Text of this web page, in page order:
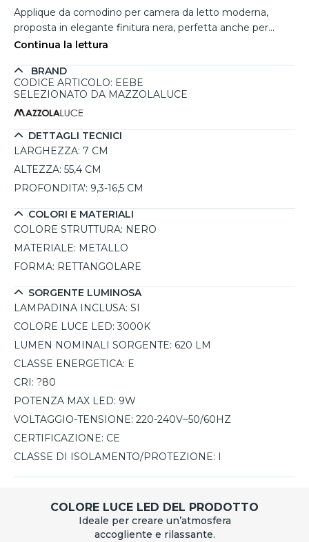
Applique da comodino per camera da letto moderna,
proposta in elegante finitura nera, perfetta anche per
ambienti hospitality come hotel, B&B e case vacanze. La
diffusa verso la parete e un pratico spot da lettura
orientabile, permettendo un uso flessibile e mirato. I due
gestire in modo indipendente le due fonti luminose. Il
design sottile e verticale valorizza lo spazio con
discrezione, mentre il LED integrato da 9W con luce calda
a 3000K garantisce comfort visivo, efficienza e lunga
Continua la lettura
BRAND
CODICE ARTICOLO: EEBE
SELEZIONATO DA MAZZOLALUCE
DETTAGLI TECNICI
LARGHEZZA: 7 CM
ALTEZZA: 55,4 CM
PROFONDITA': 9,3-16,5 CM
COLORI E MATERIALI
COLORE STRUTTURA: NERO
MATERIALE: METALLO
FORMA: RETTANGOLARE
SORGENTE LUMINOSA
LAMPADINA INCLUSA: SI
COLORE LUCE LED: 3000K
LUMEN NOMINALI SORGENTE: 620 LM
CLASSE ENERGETICA: E
CRI: ?80
POTENZA MAX LED: 9W
VOLTAGGIO-TENSIONE: 220-240V~50/60HZ
CERTIFICAZIONE: CE
CLASSE DI ISOLAMENTO/PROTEZIONE: I
COLORE LUCE LED DEL PRODOTTO
Ideale per creare un’atmosfera
accogliente e rilassante.